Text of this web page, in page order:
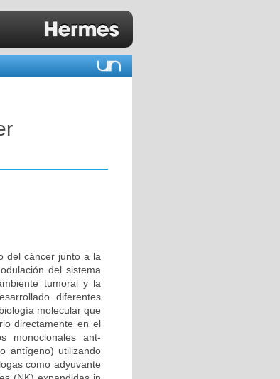
del cáncer junto a la
del sistema
tumoral y la
diferentes
molecular que
directamente en el
monoclonales ant-
antígeno) utilizando
como adyuvante